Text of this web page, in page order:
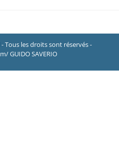
Tous les droits sont réservés -
GUIDO SAVERIO